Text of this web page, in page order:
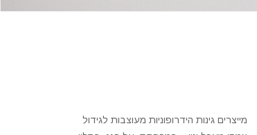
מייצרים גינות הידרופוניות מעוצבות לגידול